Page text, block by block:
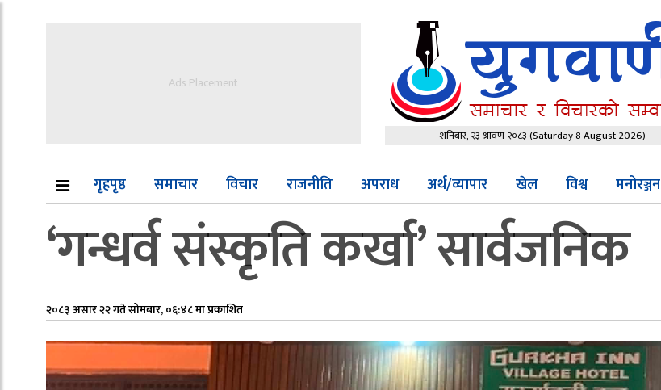
Ads Placement
शनिबार, २३ श्रावण २०८३(Saturday 8 August 2026)
गृहपृष्ठ समाचार विचार राजनीति अपराध अर्थ/व्यापार खेल विश्व मनोरञ्जन
‘गन्धर्व संस्कृति कर्खा’ सार्वजनिक
२०८३ असार २२ गते सोमबार, ०६:४८ मा प्रकाशित